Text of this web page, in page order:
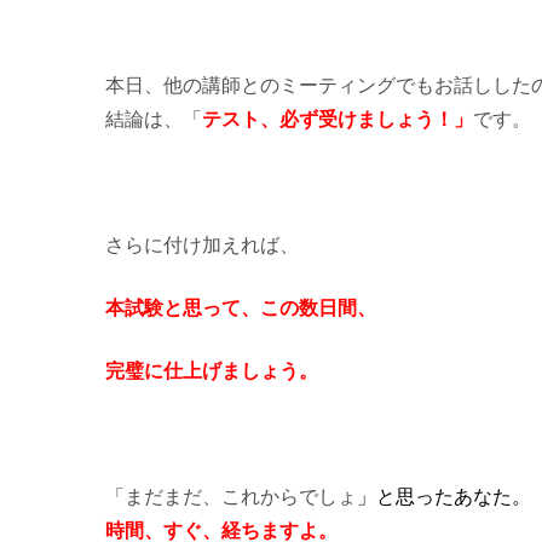
本日、他の講師とのミーティングでもお話しした
結論は、「テスト、必ず受けましょう！」 です。
さらに付け加えれば、
本試験と思って、この数日間、
完璧に仕上げましょう。
「まだまだ、これからでしょ 」 と思ったあなた。
時間、すぐ、経ちますよ。